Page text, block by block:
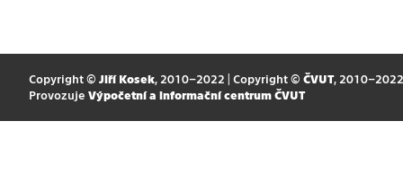
Copyright © Jiří Kosek, 2010–2022 | Copyright © ČVUT, 2010–2022
Provozuje Výpočetní a informační centrum ČVUT